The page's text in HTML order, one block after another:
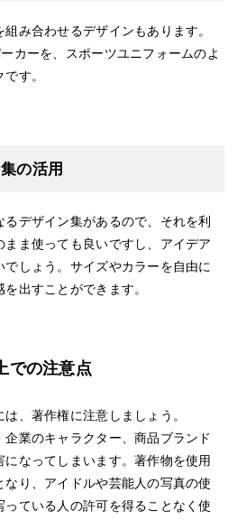
み合わせるデザインもあります。
カーを、スポーツユニフォームのよ
す。
の活用
デザイン集があるので、それを利
まま使っても良いですし、アイデア
しょう。サイズやカラーを自由に
出すことができます。
での注意点
、著作権に注意しましょう。
業のキャラクター、商品ブランド
なってしまいます。著作物を使用
り、アイドルや芸能人の写真の使
ている人の許可を得ることなく使